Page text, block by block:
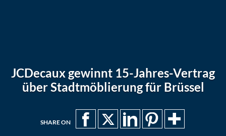
JCDecaux gewinnt 15-Jahres-Vertrag
über Stadtmöblierung für Brüssel
SHARE ON